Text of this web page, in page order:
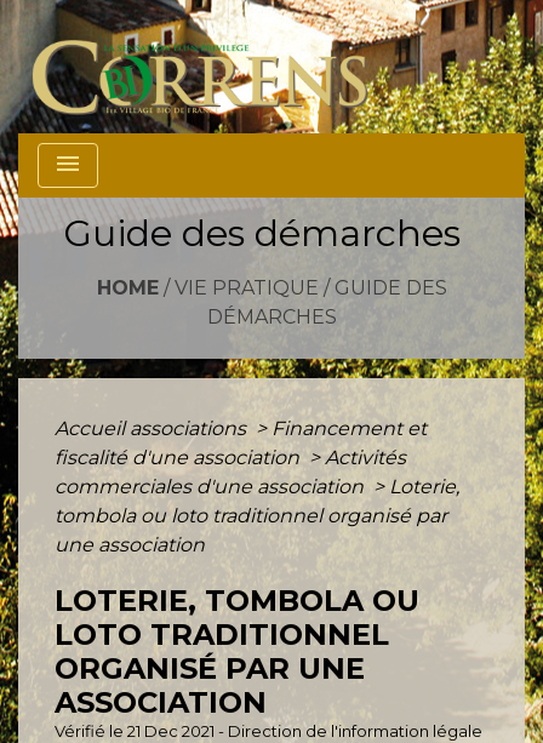
menu
Guide des démarches
HOME/ VIE PRATIQUE / GUIDE DES
DÉMARCHES
Accueil associations > Financement et
fiscalité d'une association > Activités
commerciales d'une association > Loterie,
tombola ou loto traditionnel organisé par
une association
LOTERIE, TOMBOLA OU
LOTO TRADITIONNEL
ORGANISÉ PAR UNE
ASSOCIATION
Vérifié le 21 Dec 2021 - Direction de l'information légale